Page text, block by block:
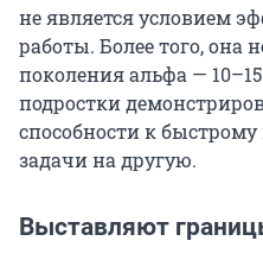
не является условием
работы. Более того, она
поколения альфа —
подростки
способности к
задачи на другую.
Выставляют